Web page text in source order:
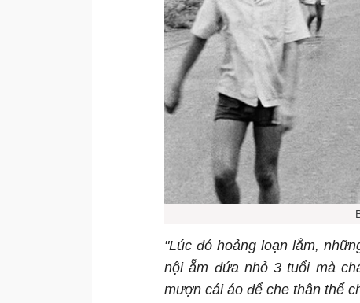
"Lúc đó hoảng loạn lắm,
nội ẵm đứa nhỏ 3 tuổi mà
mượn cái áo để che thân thể